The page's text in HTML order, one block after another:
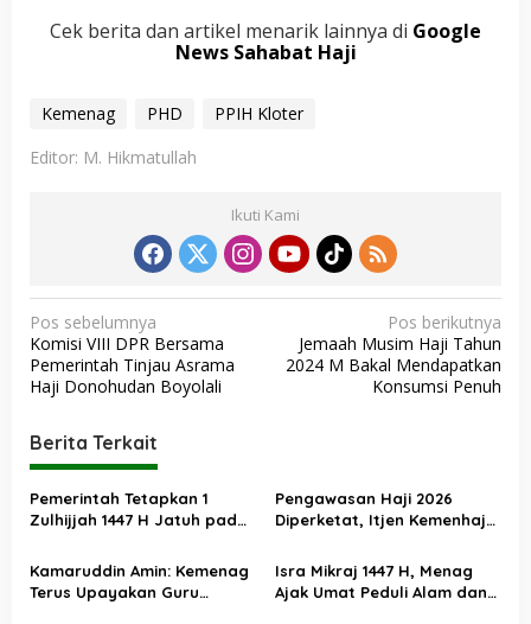
Cek berita dan artikel menarik lainnya di Google
News Sahabat Haji
Kemenag PHD
PPIH Kloter
Editor: M. Hikmatullah
Ikuti Kami
N
a
v
g
a
s
p
Pos sebelumnya
Komisi VIII DPR Bersama
Pemerintah Tinjau Asrama
Haji Donohudan Boyolali
Pos berikutnya
Jemaah Musim Haji Tahun
2024 M Bakal Mendapatkan
Konsumsi Penuh
Berita Terkait
Pemerintah Tetapkan 1
Zulhijjah 1447 H Jatuh pada
Pengawasan Haji 2026
Diperketat, Itjen Kemenhaj
Kemenag
Kamaruddin Amin: Kemenag
Terus Upayakan Guru
Isra Mikraj 1447 H, Menag
Ajak Umat Peduli Alam dan